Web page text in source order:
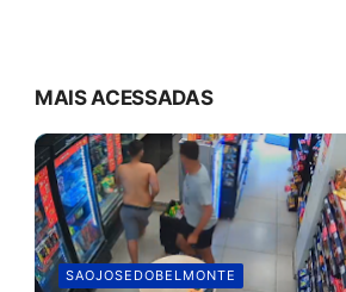
MAIS ACESSADAS
SAOJOSEDOBELMONTE